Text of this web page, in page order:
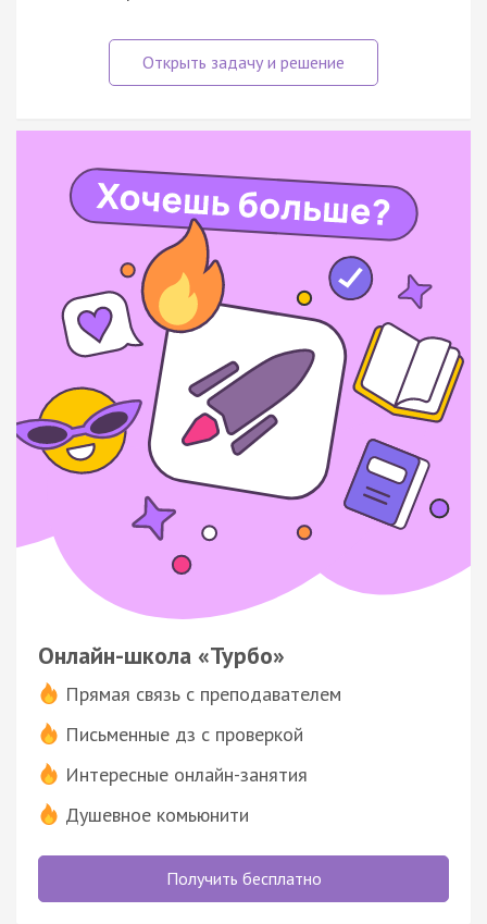
Онлайн-школа «Турбо»
Прямая связь с преподавателем
Письменные дз с проверкой
Интересные онлайн-занятия
Душевное комьюнити
Получить бесплатно